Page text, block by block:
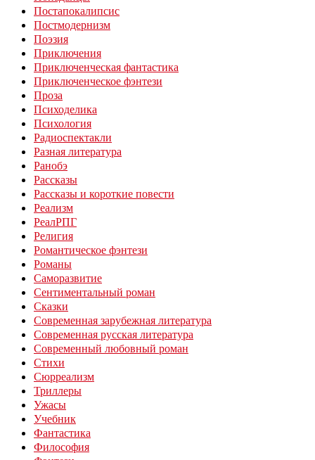
Постапокалипсис
Постмодернизм
Поэзия
Приключения
Приключенческая фантастика
Приключенческое фэнтези
Проза
Психоделика
Психология
Радиоспектакли
Разная литература
Ранобэ
Рассказы
Рассказы и короткие повести
Реализм
РеалРПГ
Религия
Романтическое фэнтези
Романы
Саморазвитие
Сентиментальный роман
Сказки
Современная зарубежная литература
Современная русская литература
Современный любовный роман
Стихи
Сюрреализм
Триллеры
Ужасы
Учебник
Фантастика
Философия